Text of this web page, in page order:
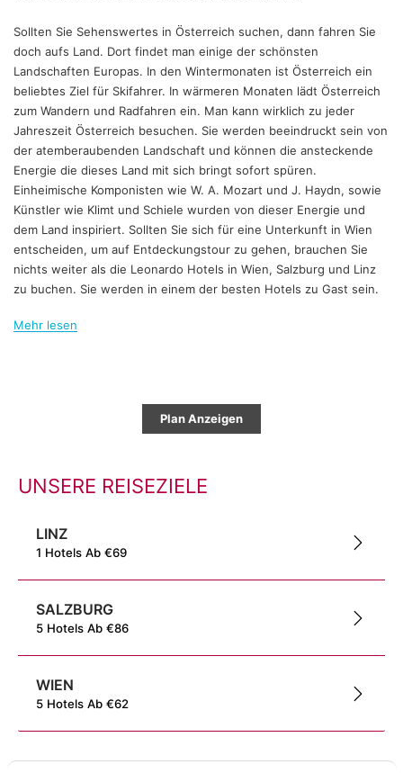
Sollten Sie Sehenswertes in Österreich suchen, dann fahren Sie
doch aufs Land. Dort findet man einige der schönsten
Landschaften Europas. In den Wintermonaten ist Österreich ein
beliebtes Ziel für Skifahrer. In wärmeren Monaten lädt Österreich
zum Wandern und Radfahren ein. Man kann wirklich zu jeder
Jahreszeit Österreich besuchen. Sie werden beeindruckt sein von
der atemberaubenden Landschaft und können die ansteckende
Energie die dieses Land mit sich bringt sofort spüren.
Einheimische Komponisten wie W. A. Mozart und J. Haydn, sowie
Künstler wie Klimt und Schiele wurden von dieser Energie und
dem Land inspiriert. Sollten Sie sich für eine Unterkunft in Wien
entscheiden, um auf Entdeckungstour zu gehen, brauchen Sie
nichts weiter als die Leonardo Hotels in Wien, Salzburg und Linz
zu buchen. Sie werden in einem der besten Hotels zu Gast sein.
Mehr lesen
Plan Anzeigen
UNSERE REISEZIELE
LINZ
1 Hotels Ab €69
SALZBURG
5 Hotels Ab €86
WIEN
5 Hotels Ab €62